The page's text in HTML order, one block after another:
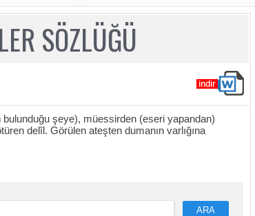
SÖZLÜĞÜ
şeye), müessirden (eseri yapandan)
delîl. Görülen ateşten dumanın varlığına
ARA